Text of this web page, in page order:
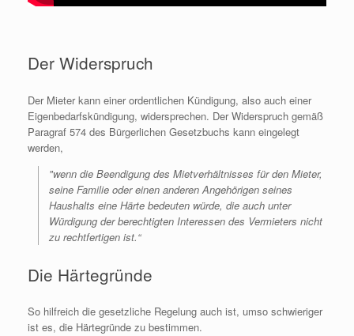
Der Widerspruch
Der Mieter kann einer ordentlichen Kündigung, also auch einer
Eigenbedarfskündigung, widersprechen. Der Widerspruch gemäß
Paragraf 574 des Bürgerlichen Gesetzbuchs kann eingelegt
werden,
"wenn die Beendigung des Mietverhältnisses für den Mieter,
seine Familie oder einen anderen Angehörigen seines
Haushalts eine Härte bedeuten würde, die auch unter
Würdigung der berechtigten Interessen des Vermieters nicht
zu rechtfertigen ist.“
Die Härtegründe
So hilfreich die gesetzliche Regelung auch ist, umso schwieriger
ist es, die Härtegründe zu bestimmen.